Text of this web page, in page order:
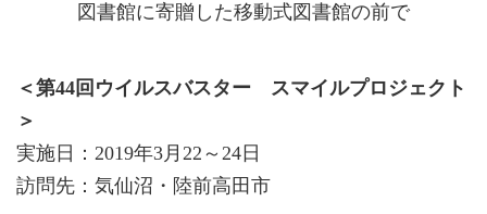
図書館に寄贈した移動式図書館の前で
＜第44回ウイルスバスター スマイルプロジェクト
＞
実施日：2019年3月22～24日
訪問先：気仙沼・陸前高田市